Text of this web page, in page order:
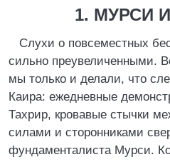
1. МУРСИ
Слухи о повсеместных
сильно преувеличенными.
мы только и делали, что
Каира: ежедневные
Тахрир, кровавые стычки
силами и сторонниками
фундаменталиста Мурси.